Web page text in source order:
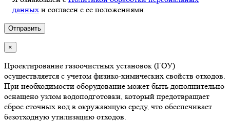
данных и согласен с ее положениями.
×
Проектирование газоочистных установок (ГОУ)
осуществляется с учетом физико-химических свойств отходов.
При необходимости оборудование может быть дополнительно
оснащено узлом водоподготовки, который предотвращает
сброс сточных вод в окружающую среду, что обеспечивает
безотходную утилизацию отходов.